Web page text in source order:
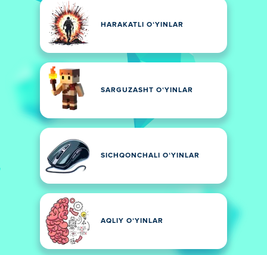
HARAKATLI OʻYINLAR
SARGUZASHT OʻYINLAR
SICHQONCHALI OʻYINLAR
AQLIY OʻYINLAR